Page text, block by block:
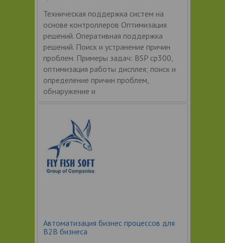
Техническая поддержка систем на
основе контроллеров Оптимизация
решений. Оперативная поддержка
решений. Поиск и устранение причин
проблем. Примеры задач: BSP cp300,
оптимизация работы дисплея; поиск и
определение причин проблем,
обнаружение и
Автоматизация бизнес процессов для
В2В бизнеса